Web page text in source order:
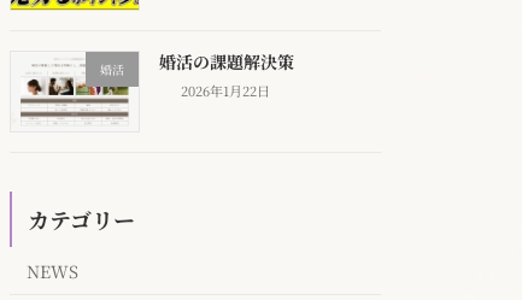
婚活 婚活の課題解決策
2026年1月22日
カテゴリー
NEWS